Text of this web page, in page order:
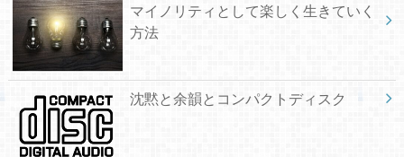
マイノリティとして楽しく生きていく
方法
沈黙と余韻とコンパクトディスク